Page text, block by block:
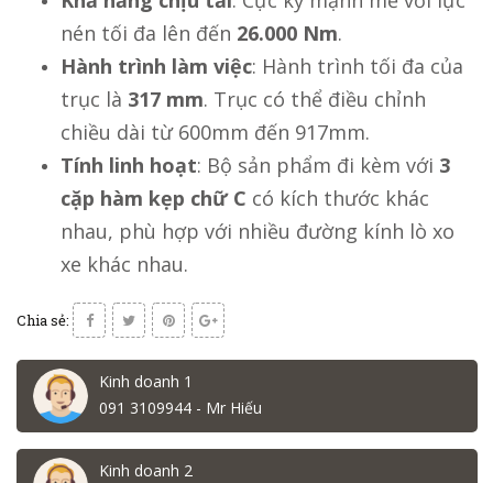
nén tối đa lên đến 26.000 Nm.
Hành trình làm việc: Hành trình tối đa của
trục là 317 mm. Trục có thể điều chỉnh
chiều dài từ 600mm đến 917mm.
Tính linh hoạt: Bộ sản phẩm đi kèm với 3
cặp hàm kẹp chữ C có kích thước khác
nhau, phù hợp với nhiều đường kính lò xo
xe khác nhau.
Chia sẻ:
Kinh doanh 1
091 3109944 - Mr Hiếu
Kinh doanh 2